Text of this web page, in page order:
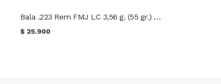
Bala .223 Rem FMJ LC 3,56 g. (55 gr.) Winchester
$ 25.900